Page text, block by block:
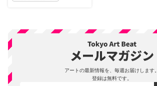
アートの最新情報を、毎週お届けします。
登録は無料です。